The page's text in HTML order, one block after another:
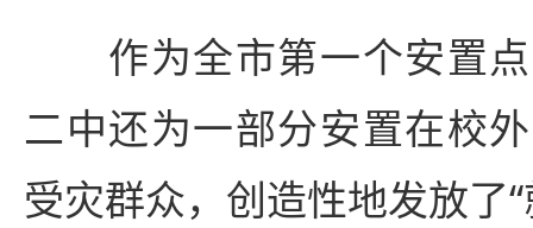
作为全市第一个安置点
二中还为一部分安置在校
受灾群众，创造性地发放了